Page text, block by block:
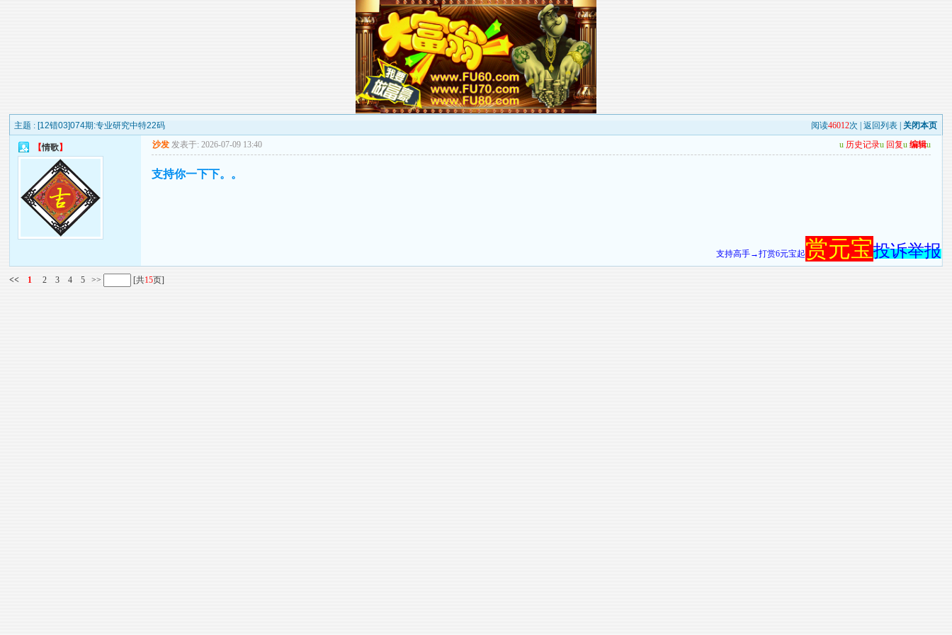
主题 : [12错03]074期:专业研究中特22码 阅读46012次 |返回列表 关闭本页
【情歌】 沙发 发表于: 2026-07-09 13:40 u 历史记录u 回复u 编辑u
支持你一下下。。
支持高手→打赏6元宝起赏元宝投诉举报
<< 1 2 3 4 5 >> [共15页]